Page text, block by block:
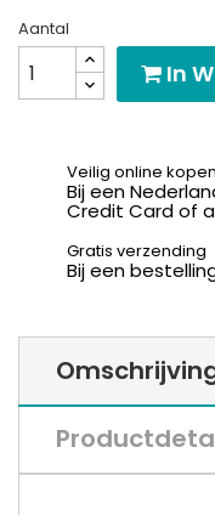
Aantal
In
Veilig online kopen
Bij een
Credit Card of
Gratis verzending
Bij een